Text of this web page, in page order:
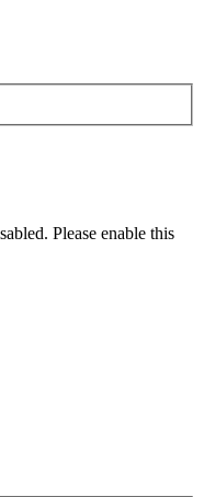
Please enable this